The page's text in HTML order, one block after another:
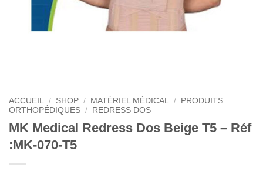
ACCUEIL / SHOP / MATÉRIEL MÉDICAL /
PRODUITS
ORTHOPÉDIQUES / REDRESS DOS
MK Medical Redress Dos Beige T5 – Réf
:MK-070-T5